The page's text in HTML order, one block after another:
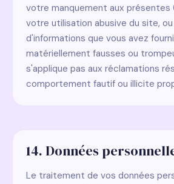
votre manquement aux présentes
votre utilisation abusive du site,
d'informations que vous avez
matériellement fausses ou
s'applique pas aux réclamations
comportement fautif ou illicite
14. Données
Le traitement de vos données